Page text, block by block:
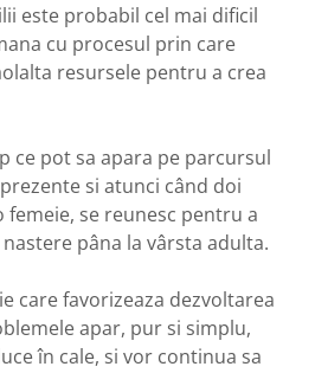
este probabil cel mai dificil
cu procesul prin care
resursele pentru a crea
ce pot sa apara pe parcursul
si atunci când doi
se reunesc pentru a
pâna la vârsta adulta.
care favorizeaza dezvoltarea
apar, pur si simplu,
în cale, si vor continua sa